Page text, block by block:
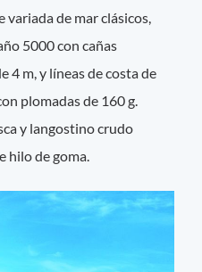
de mar clásicos,
5000 con cañas
4 m, y líneas de costa de
plomadas de 160 g.
y langostino crudo
hilo de goma.